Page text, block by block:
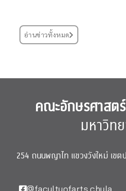
อ่านข่าวทั้งหมด
คณะอักษรศาสตร์
มหาวิท
254 ถนนพญาไท แขวงวังใหม่ เข
@facultyofarts.chula